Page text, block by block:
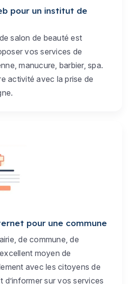
pour un institut de
salon de beauté est
vos services de
manucure, barbier, spa.
activité avec la prise de
pour une commune
de commune, de
moyen de
avec les citoyens de
d’informer sur vos services